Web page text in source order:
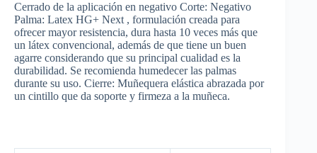
Cerrado de la aplicación en negativo Corte: Negativo
Palma: Latex HG+ Next , formulación creada para
ofrecer mayor resistencia, dura hasta 10 veces más que
un látex convencional, además de que tiene un buen
agarre considerando que su principal cualidad es la
durabilidad. Se recomienda humedecer las palmas
durante su uso. Cierre: Muñequera elástica abrazada por
un cintillo que da soporte y firmeza a la muñeca.